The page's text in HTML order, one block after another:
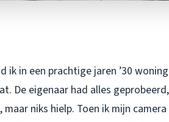
ik in een prachtige jaren ’30
De eigenaar had alles
maar niks hielp. Toen ik mijn